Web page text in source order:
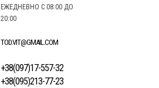
ЕЖЕДНЕВНО С 08:00 ДО
20:00
TOD.VIT@GMAIL.COM
+38(097)17-557-32
+38(095)213-77-23